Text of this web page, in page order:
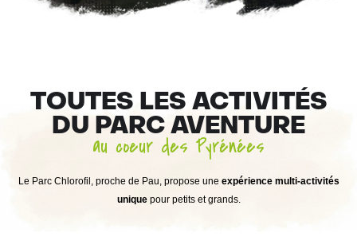
TOUTES LES ACTIVITÉS
DU PARC AVENTURE
au coeur des Pyrénées
Le Parc Chlorofil, proche de Pau, propose une expérience multi-activités
uniquepour petits et grands.